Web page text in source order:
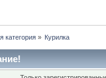
категория » Курилка